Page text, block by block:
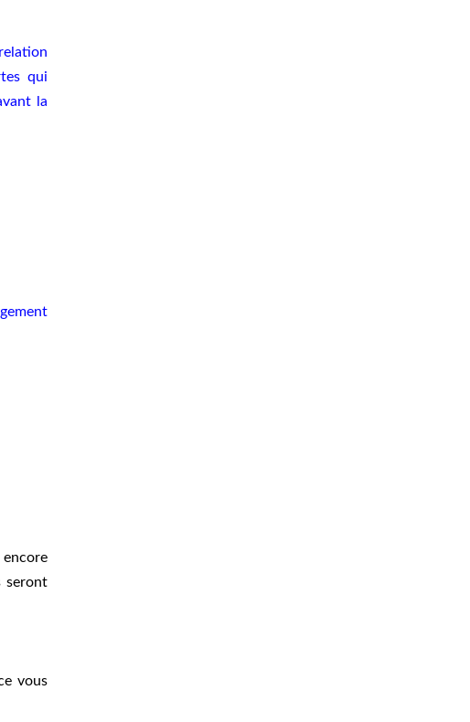
qui
la
seront
vous